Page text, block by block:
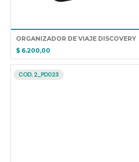
ORGANIZADOR DE VIAJE DISCOVERY
$ 6.200,00
COD. 2_PD023